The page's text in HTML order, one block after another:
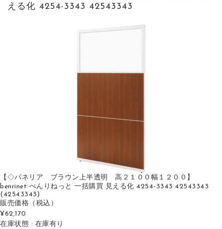
える化 4254-3343 42543343
【◇パネリア ブラウン上半透明 高２１００幅１２００】
benrinet べんりねっと 一括購買 見える化 4254-3343 42543343
(42543343)
販売価格 （税込）
¥62,170
在庫状態 : 在庫有り